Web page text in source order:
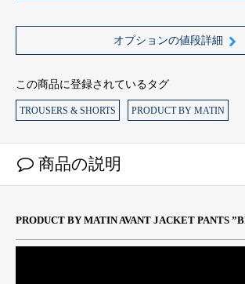
オプションの値段詳細
この商品に登録されているタグ
TROUSERS & SHORTS PRODUCT BY MATIN
商品の説明
PRODUCT BY MATIN AVANT JACKET PANTS